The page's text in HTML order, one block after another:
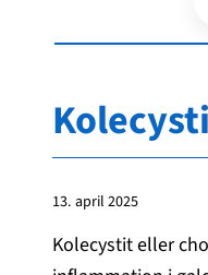
13. april 2025
Kolecystit eller